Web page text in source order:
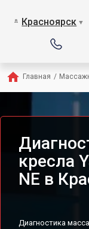
Красноярск ▼
Главная /
кресла
NE в
Диагностика